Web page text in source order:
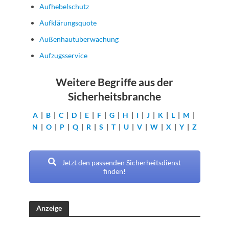
Aufhebelschutz
Aufklärungsquote
Außenhautüberwachung
Aufzugsservice
Weitere Begriffe aus der
Sicherheitsbranche
A | B | C | D | E | F | G | H | I | J | K | L | M |
N | O | P | Q | R | S | T| U | V | W | X | Y | Z
Jetzt den passenden Sicherheitsdienst
finden!
Anzeige